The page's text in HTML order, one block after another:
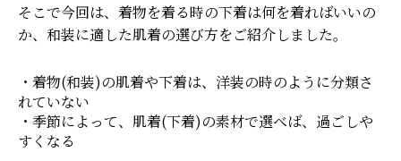
そこで今回は、着物を着る時の下着は何を着ればいいの
か、和装に適した肌着の選び方をご紹介しました。
・着物(和装)の肌着や下着は、洋装の時のように分類さ
れていない
・季節によって、肌着(下着)の素材で選べば、過ごしや
すくなる